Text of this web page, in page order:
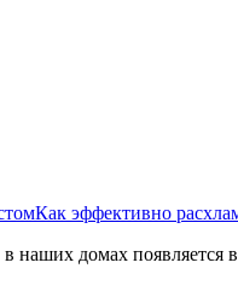
Как эффективно
домах